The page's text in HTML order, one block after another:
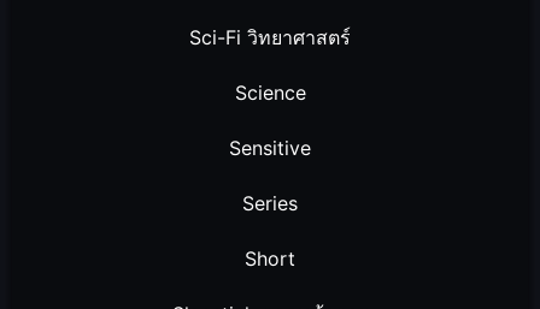
Sci-Fi วิทยาศาสตร์
Science
Sensitive
Series
Short